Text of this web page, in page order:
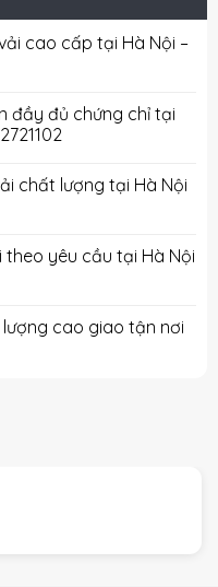
cao cấp tại Hà Nội –
đầy đủ chứng chỉ tại
chất lượng tại Hà Nội
yêu cầu tại Hà Nội
cao giao tận nơi